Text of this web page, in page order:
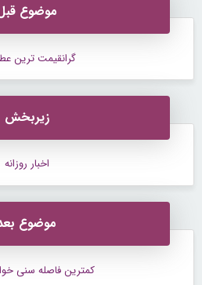
موضوع
گرانقیمت ترین
زیربخش
اخبار روزانه
موضوع
کمترین فاصله سنی